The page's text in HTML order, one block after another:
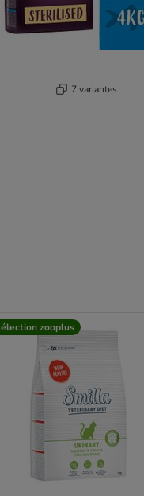
7 variantes
zooplus